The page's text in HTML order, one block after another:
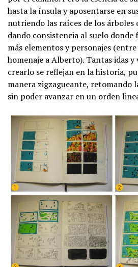
hasta la ínsula y aposentarse en
nutriendo las raíces de los árboles
dando consistencia al suelo donde
más elementos y personajes
homenaje a Alberto). Tantas idas y
crearlo se reflejan en la historia,
manera zigzagueante, retomando
sin poder avanzar en un orden